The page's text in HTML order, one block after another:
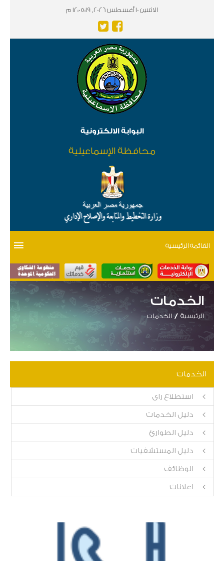
الاثننين 10 أغسطس 2026, 12:05:19 م
البوابة الالكترونية
محافظة الإسماعيلية
القائمة الرئيسية
الخدمات
الرئيسية الخدمات
الخدمات
استطلاع راى
دليل الخدمات
دليل الطوارئ
دليل المستشفيات
الوظائف
اعلانات